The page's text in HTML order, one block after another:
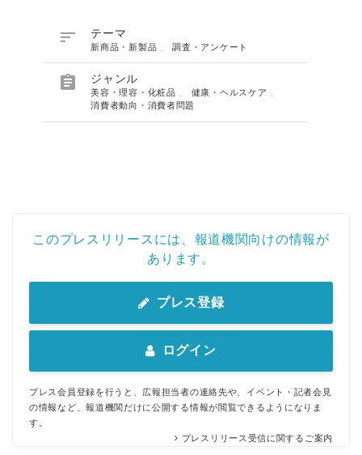
 テーマ
新商品・新製品 、調査・アンケート
 ジャンル
美容・理容・化粧品 健康・ヘルスケア
消費者動向・消費者問題
このプレスリリースには、報道機関向けの情報が
あります。
プレス登録
ログイン
プレス会員登録を行うと、広報担当者の連絡先や、イベント・記者会見
の情報など、報道機関だけに公開する情報が閲覧できるようになりま
す。
プレスリリース受信に関するご案内